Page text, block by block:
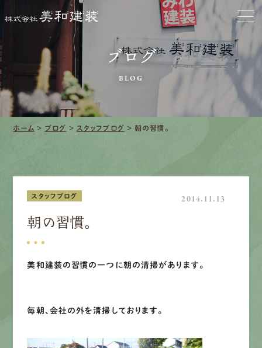
お家をきれいに
会社をきれいに
クリーニング
施工事例
会社案内
採用情報
先輩インタビュー
エントリー
ブログ
BLOG
ホーム > ブログ > スタッフブログ >朝の習慣。
スタッフブログ 2014.11.13
朝の習慣。
美和建装の習慣の一つに朝の清掃があります。
毎朝、会社の外を清掃しております。